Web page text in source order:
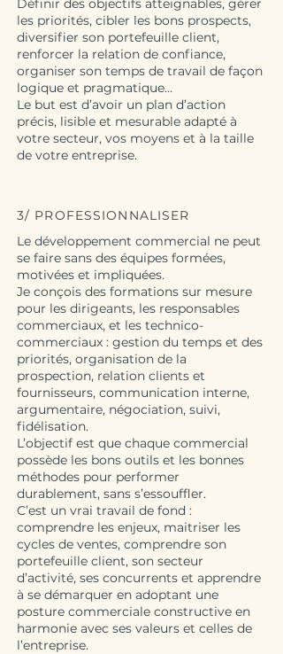
Définir des objectifs atteignables, gérer
les priorités, cibler les bons prospects,
diversifier son portefeuille client,
renforcer la relation de confiance,
organiser son temps de travail de façon
logique et pragmatique…
Le but est d’avoir un plan d’action
précis, lisible et mesurable adapté à
votre secteur, vos moyens et à la taille
de votre entreprise.
3/ PROFESSIONNALISER
Le développement commercial ne peut
se faire sans des équipes formées,
motivées et impliquées.
Je conçois des formations sur mesure
pour les dirigeants, les responsables
commerciaux, et les technico-
commerciaux : gestion du temps et des
priorités, organisation de la
prospection, relation clients et
fournisseurs, communication interne,
argumentaire, négociation, suivi,
fidélisation.
L’objectif est que chaque commercial
possède les bons outils et les bonnes
méthodes pour performer
durablement, sans s’essouffler.
C’est un vrai travail de fond :
comprendre les enjeux, maitriser les
cycles de ventes, comprendre son
portefeuille client, son secteur
d’activité, ses concurrents et apprendre
à se démarquer en adoptant une
posture commerciale constructive en
harmonie avec ses valeurs et celles de
l’entreprise.